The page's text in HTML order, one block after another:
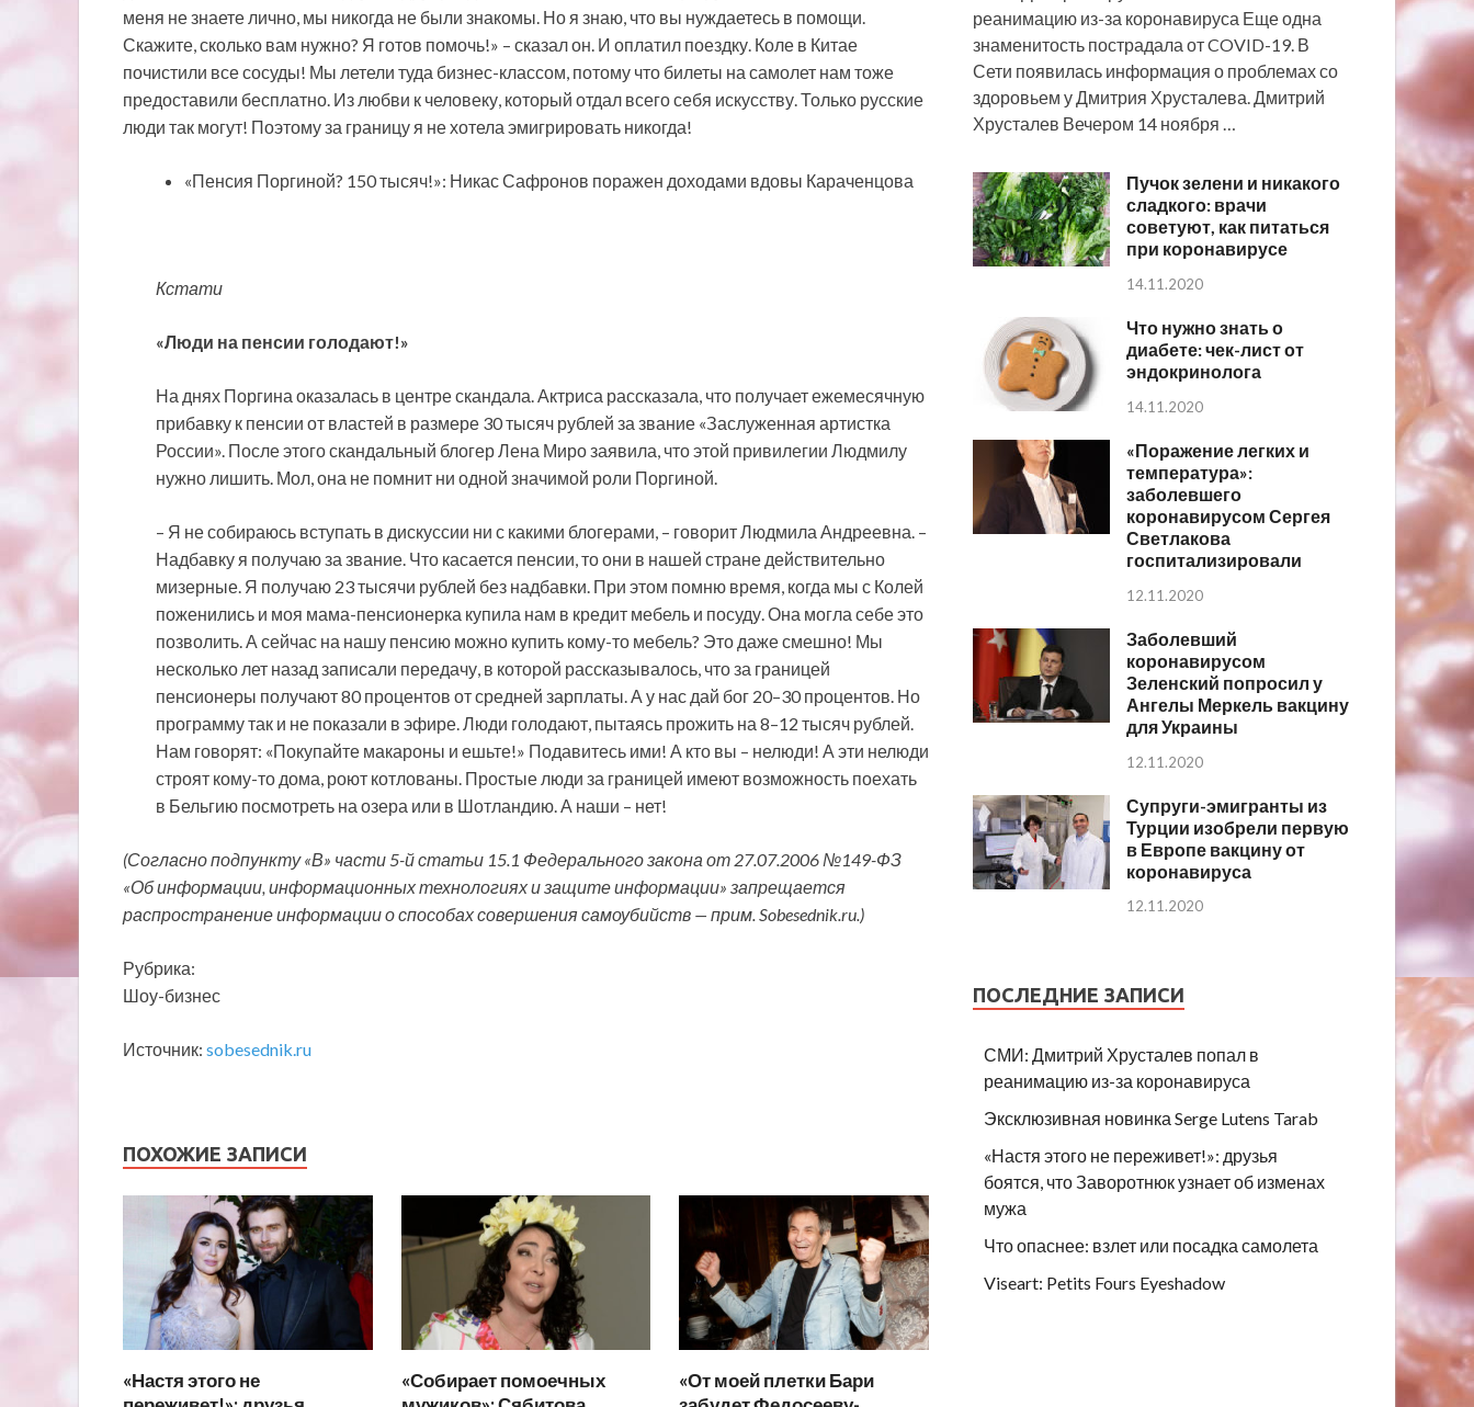
меня не знаете лично, мы никогда не были знакомы. Но я знаю, что вы нуждаетесь в помощи.
Скажите, сколько вам нужно? Я готов помочь!» – сказал он. И оплатил поездку. Коле в Китае
почистили все сосуды! Мы летели туда бизнес-классом, потому что билеты на самолет нам тоже
предоставили бесплатно. Из любви к человеку, который отдал всего себя искусству. Только русские
люди так могут! Поэтому за границу я не хотела эмигрировать никогда!
«Пенсия Поргиной? 150 тысяч!»: Никас Сафронов поражен доходами вдовы Караченцова
Кстати
«Люди на пенсии голодают!»
На днях Поргина оказалась в центре скандала. Актриса рассказала, что получает ежемесячную
прибавку к пенсии от властей в размере 30 тысяч рублей за звание «Заслуженная артистка
России». После этого скандальный блогер Лена Миро заявила, что этой привилегии Людмилу
нужно лишить. Мол, она не помнит ни одной значимой роли Поргиной.
– Я не собираюсь вступать в дискуссии ни с какими блогерами, – говорит Людмила Андреевна. –
Надбавку я получаю за звание. Что касается пенсии, то они в нашей стране действительно
мизерные. Я получаю 23 тысячи рублей без надбавки. При этом помню время, когда мы с Колей
поженились и моя мама-пенсионерка купила нам в кредит мебель и посуду. Она могла себе это
позволить. А сейчас на нашу пенсию можно купить кому-то мебель? Это даже смешно! Мы
несколько лет назад записали передачу, в которой рассказывалось, что за границей
пенсионеры получают 80 процентов от средней зарплаты. А у нас дай бог 20–30 процентов. Но
программу так и не показали в эфире. Люди голодают, пытаясь прожить на 8–12 тысяч рублей.
Нам говорят: «Покупайте макароны и ешьте!» Подавитесь ими! А кто вы – нелюди! А эти нелюди
строят кому-то дома, роют котлованы. Простые люди за границей имеют возможность поехать
в Бельгию посмотреть на озера или в Шотландию. А наши – нет!
(Согласно подпункту «В» части 5-й статьи 15.1 Федерального закона от 27.07.2006 №149-ФЗ
«Об информации, информационных технологиях и защите информации» запрещается
распространение информации о способах совершения самоубийств — прим. Sobesednik.ru.)
Рубрика:
Шоу-бизнес
Источник: sobesednik.ru
ПОХОЖИЕ ЗАПИСИ
«Настя этого не
«Собирает помоечных
«От моей плетки Бари
реанимацию из-за коронавируса Еще одна
знаменитость пострадала от COVID-19. В
Сети появилась информация о проблемах со
здоровьем у Дмитрия Хрусталева. Дмитрий
Хрусталев Вечером 14 ноября …
Пучок зелени и никакого
сладкого: врачи
советуют, как питаться
при коронавирусе
14.11.2020
Что нужно знать о
диабете: чек-лист от
эндокринолога
14.11.2020
«Поражение легких и
температура»:
заболевшего
коронавирусом Сергея
Светлакова
госпитализировали
12.11.2020
Заболевший
коронавирусом
Зеленский попросил у
Ангелы Меркель вакцину
для Украины
12.11.2020
Супруги-эмигранты из
Турции изобрели первую
в Европе вакцину от
коронавируса
12.11.2020
ПОСЛЕДНИЕ ЗАПИСИ
СМИ: Дмитрий Хрусталев попал в
реанимацию из-за коронавируса
Эксклюзивная новинка Serge Lutens Tarab
«Настя этого не переживет!»: друзья
боятся, что Заворотнюк узнает об изменах
мужа
Что опаснее: взлет или посадка самолета
Viseart: Petits Fours Eyeshadow